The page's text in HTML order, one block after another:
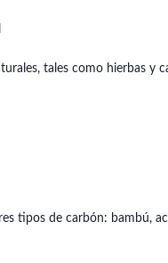
tales como hierbas y
tipos de carbón: bambú,